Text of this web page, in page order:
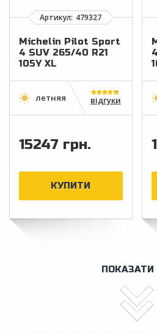
Michelin Pilot Sport
4 SUV 265/40 R21
105Y XL
відгуки
15247 грн.